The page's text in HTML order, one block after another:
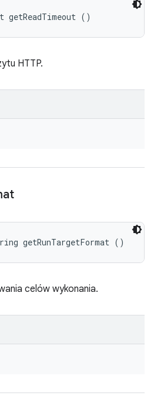
()
HTTP.
getRunTargetFormat ()
celów wykonania.